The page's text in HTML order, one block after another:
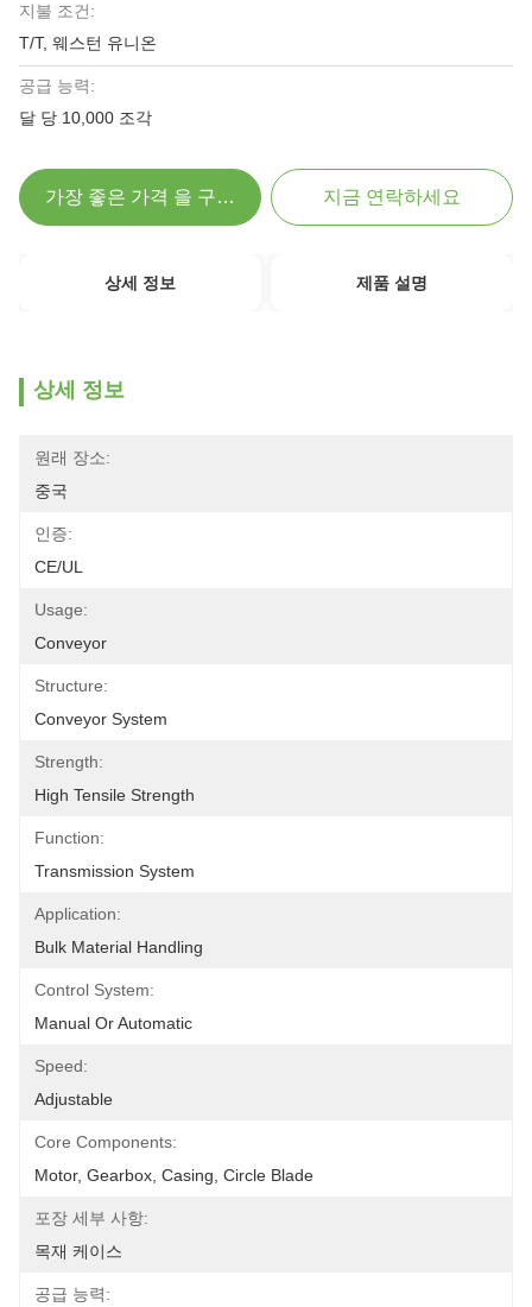
지불 조건:
T/T, 웨스턴 유니온
공급 능력:
달 당 10,000 조각
가장 좋은 가격 을 구하라 지금 연락하세요
상세 정보 제품 설명
상세 정보
원래 장소:
중국
인증:
CE/UL
Usage:
Conveyor
Structure:
Conveyor System
Strength:
High Tensile Strength
Function:
Transmission System
Application:
Bulk Material Handling
Control System:
Manual Or Automatic
Speed:
Adjustable
Core Components:
Motor, Gearbox, Casing, Circle Blade
포장 세부 사항:
목재 케이스
공급 능력: